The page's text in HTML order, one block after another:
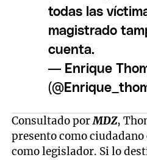
todas las
magistrado
cuenta.
— Enrique
Consultado porMDZ,
presento como
como legislador. Si lo